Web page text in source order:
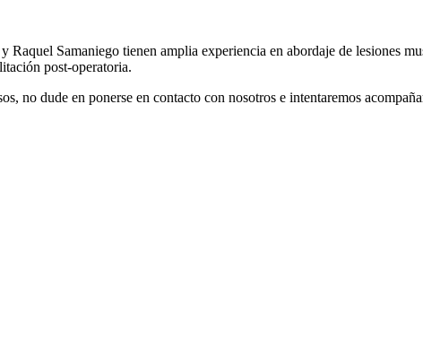
Raquel Samaniego tienen amplia experiencia en abordaje de lesiones
post-operatoria.
no dude en ponerse en contacto con nosotros e intentaremos